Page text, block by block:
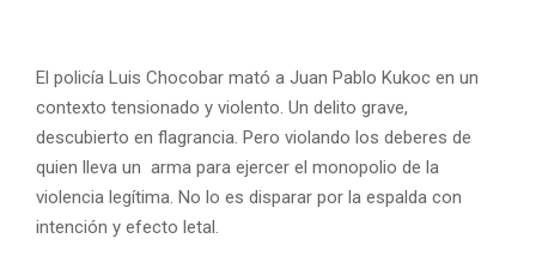
El policía Luis Chocobar mató a Juan Pablo Kukoc en un
contexto tensionado y violento. Un delito grave,
descubierto en flagrancia. Pero violando los deberes de
quien lleva un arma para ejercer el monopolio de la
violencia legítima. No lo es disparar por la espalda con
intención y efecto letal.